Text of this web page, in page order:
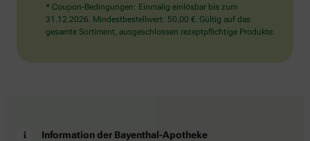
* Coupon-Bedingungen: Einmalig einlösbar bis zum
31.12.2026. Mindestbestellwert: 50,00 €. Gültig auf das
gesamte Sortiment, ausgeschlossen rezeptpflichtige Produkte.
Information der Bayenthal-Apotheke